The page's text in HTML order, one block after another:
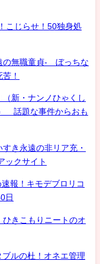
こじらせ！50独身処
無職童貞- ぼっちな
！
新・ナンノひゃくし
話題な事件からおも
き永遠の非リア充・
ックサイト
報！キモデブロリコ
日
きこもりニートのオ
ルの杜！オネエ管理